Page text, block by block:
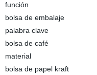
función
bolsa de embalaje
palabra clave
bolsa de café
material
bolsa de papel kraft